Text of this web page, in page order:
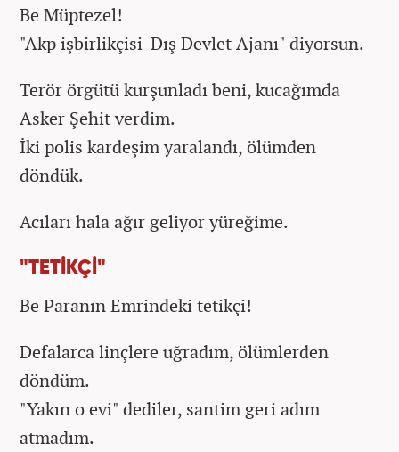
Be Müptezel!
"Akp işbirlikçisi-Dış Devlet Ajanı" diyorsun.
Terör örgütü kurşunladı beni, kucağımda
Asker Şehit verdim.
İki polis kardeşim yaralandı, ölümden
döndük.
Acıları hala ağır geliyor yüreğime.
"TETİKÇİ"
Be Paranın Emrindeki tetikçi!
Defalarca linçlere uğradım, ölümlerden
döndüm.
"Yakın o evi" dediler, santim geri adım
atmadım.